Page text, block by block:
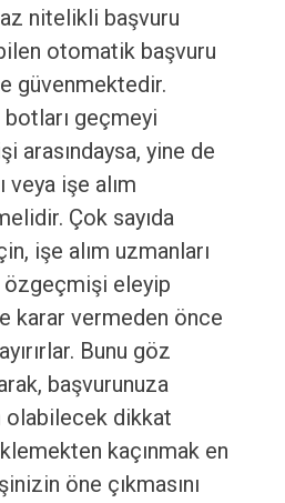
nitelikli başvuru
otomatik başvuru
güvenmektedir.
geçmeyi
arasındaysa, yine de
veya işe alım
Çok sayıda
işe alım uzmanları
eleyip
karar vermeden önce
Bunu göz
başvurunuza
olabilecek dikkat
kaçınmak en
öne çıkmasını